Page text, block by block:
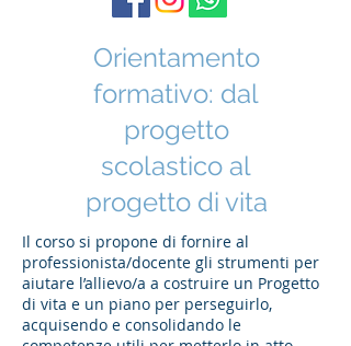
Orientamento
formativo: dal
progetto
scolastico al
progetto di vita
Il corso si propone di fornire al
professionista/docente gli strumenti per
aiutare l’allievo/a a costruire un Progetto
di vita e un piano per perseguirlo,
acquisendo e consolidando le